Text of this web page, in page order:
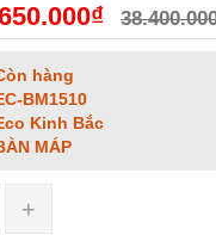
hàng
BM1510
Kinh Bắc
MÁP
+